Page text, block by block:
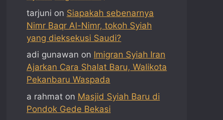
tarjuni on Siapakah sebenarnya
Nimr Baqr Al-Nimr, tokoh Syiah
yang dieksekusi Saudi?
adi gunawan on Imigran Syiah Iran
Ajarkan Cara Shalat Baru, Walikota
Pekanbaru Waspada
a rahmat on Masjid Syiah Baru di
Pondok Gede Bekasi